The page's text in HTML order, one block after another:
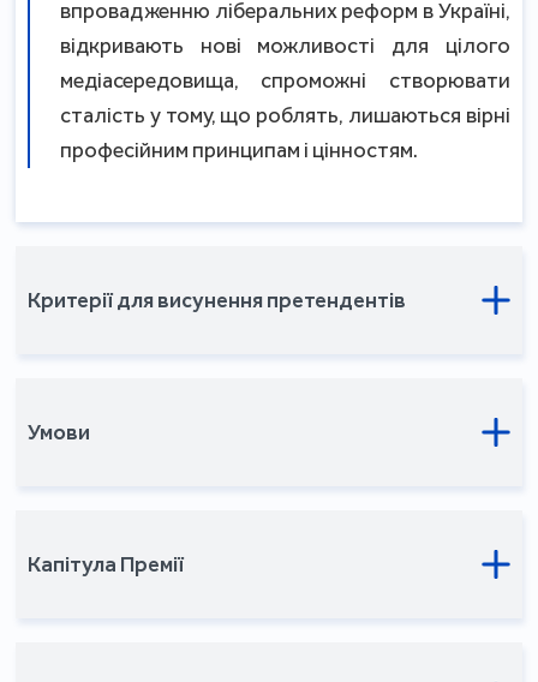
впровадженню ліберальних реформ в Україні,
відкривають нові можливості для цілого
медіасередовища, спроможні створювати
сталість у тому, що роблять, лишаються вірні
професійним принципам і цінностям.
Критерії для висунення претендентів
Умови
Капітула Премії